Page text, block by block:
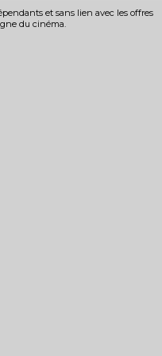
et sans lien avec les offres
du cinéma.